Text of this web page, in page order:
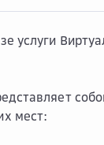
услуги
мест: